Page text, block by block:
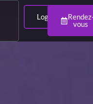
Login
vous